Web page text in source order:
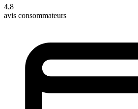
4,8
avis consommateurs